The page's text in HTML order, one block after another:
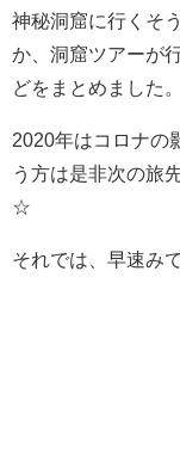
神秘洞窟に行くそ
か、洞窟ツアーが
どをまとめました。
2020年はコロナの
う方は是非次の旅
☆
それでは、早速み